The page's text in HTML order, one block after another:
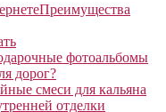
Преимущества
фотоальбомы
дорог?
смеси для кальяна